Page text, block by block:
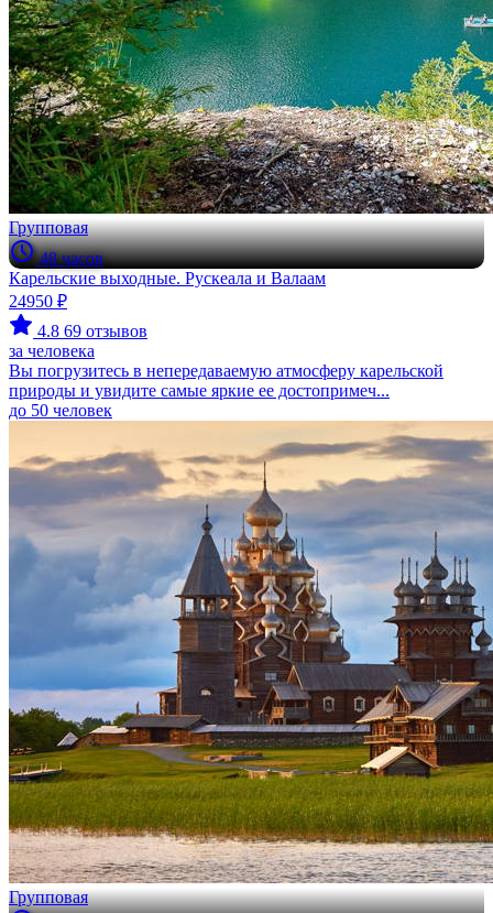
Групповая
48 часов
Карельские выходные. Рускеала и Валаам
24950 ₽
4.8 69 отзывов
за человека
Вы погрузитесь в непередаваемую атмосферу карельской
природы и увидите самые яркие ее достопримеч...
до 50 человек
Групповая